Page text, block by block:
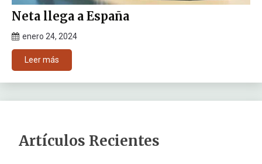
Neta llega a España
enero 24, 2024
Leer más
Artículos Recientes